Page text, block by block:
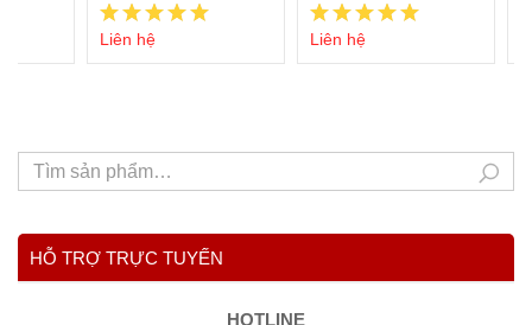
Liên hệ Liên hệ
HỖ TRỢ TRỰC TUYẾN
HOTLINE